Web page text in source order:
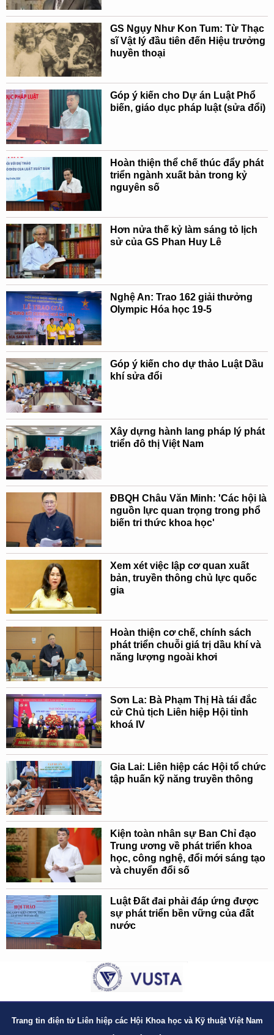
GS Ngụy Như Kon Tum: Từ Thạc
sĩ Vật lý đầu tiên đến Hiệu trưởng
huyền thoại
Góp ý kiến cho Dự án Luật Phổ
biến, giáo dục pháp luật (sửa đổi)
Hoàn thiện thể chế thúc đẩy phát
triển ngành xuất bản trong kỷ
nguyên số
Hơn nửa thế kỷ làm sáng tỏ lịch
sử của GS Phan Huy Lê
Nghệ An: Trao 162 giải thưởng
Olympic Hóa học 19-5
Góp ý kiến cho dự thảo Luật Dầu
khí sửa đổi
Xây dựng hành lang pháp lý phát
triển đô thị Việt Nam
ĐBQH Châu Văn Minh: 'Các hội là
nguồn lực quan trọng trong phổ
biến tri thức khoa học'
Xem xét việc lập cơ quan xuất
bản, truyền thông chủ lực quốc
gia
Hoàn thiện cơ chế, chính sách
phát triển chuỗi giá trị dầu khí và
năng lượng ngoài khơi
Sơn La: Bà Phạm Thị Hà tái đắc
cử Chủ tịch Liên hiệp Hội tỉnh
khoá IV
Gia Lai: Liên hiệp các Hội tổ chức
tập huấn kỹ năng truyền thông
Kiện toàn nhân sự Ban Chỉ đạo
Trung ương về phát triển khoa
học, công nghệ, đổi mới sáng tạo
và chuyển đổi số
Luật Đất đai phải đáp ứng được
sự phát triển bền vững của đất
nước
Trang tin điện tử Liên hiệp các Hội Khoa học và Kỹ thuật Việt Nam